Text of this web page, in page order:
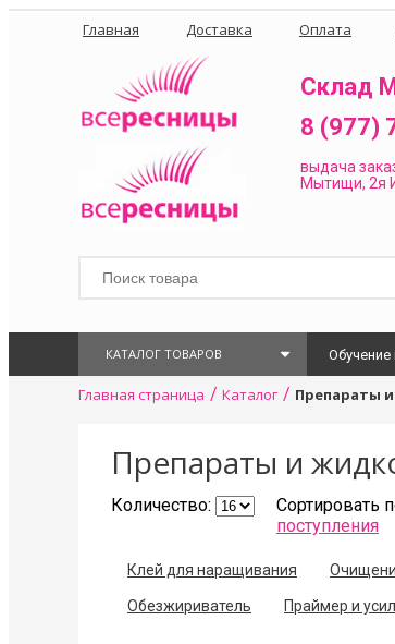
Главная Доставка Оплата
Склад
8 (977)
выдача
Мытищи, 2я
КАТАЛОГ ТОВАРОВ
Главная страница / Каталог / Препараты
Препараты и
Количество: Сортировать
поступления
Клей для наращивания
Обезжириватель Праймер и